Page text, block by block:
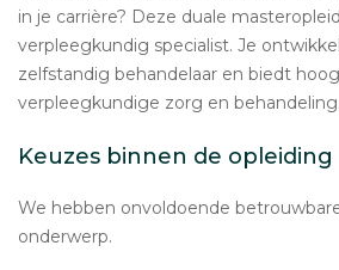
in je carrière? Deze duale
verpleegkundig specialist. Je
zelfstandig behandelaar en biedt
verpleegkundige zorg en behandeling.
Keuzes binnen de opleiding
We hebben onvoldoende
onderwerp.